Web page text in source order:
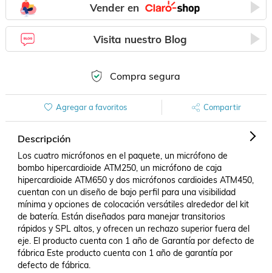
Vender en
Visita nuestro Blog
Compra segura
Agregar a favoritos Compartir
Descripción
Los cuatro micrófonos en el paquete, un micrófono de
bombo hipercardioide ATM250, un micrófono de caja
hipercardioide ATM650 y dos micrófonos cardioides ATM450,
cuentan con un diseño de bajo perfil para una visibilidad
mínima y opciones de colocación versátiles alrededor del kit
de batería. Están diseñados para manejar transitorios
rápidos y SPL altos, y ofrecen un rechazo superior fuera del
eje. El producto cuenta con 1 año de Garantía por defecto de
fábrica Este producto cuenta con 1 año de garantía por
defecto de fábrica.